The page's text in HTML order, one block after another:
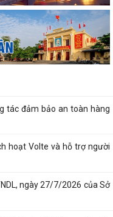
an ninh, trật tự ở cơ sở giỏi
tác đảm bảo an toàn hàng
hoạt Volte và hỗ trợ người
ngày 27/7/2026 của Sở